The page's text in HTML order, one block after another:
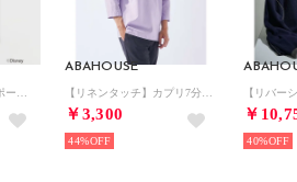
ABAHOUSE
￥3,300
44%
￥
40%